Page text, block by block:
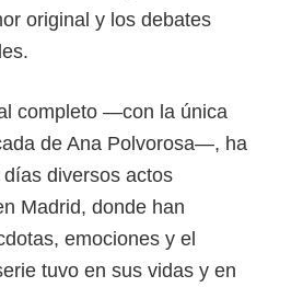
original y los debates
completo —con la única
de Ana Polvorosa—, ha
diversos actos
Madrid, donde han
emociones y el
tuvo en sus vidas y en